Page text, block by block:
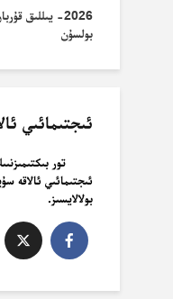
2026- يىللىق
بولسۇن
ئىجتىمائىي
تور
ئىجتىمائىي ئالاقە
بولالايسىز.